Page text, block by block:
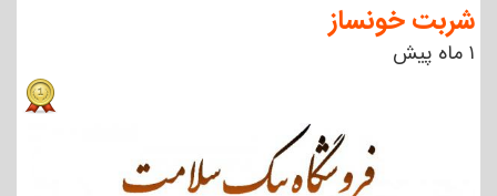
شربت خونساز
۱ ماه پیش